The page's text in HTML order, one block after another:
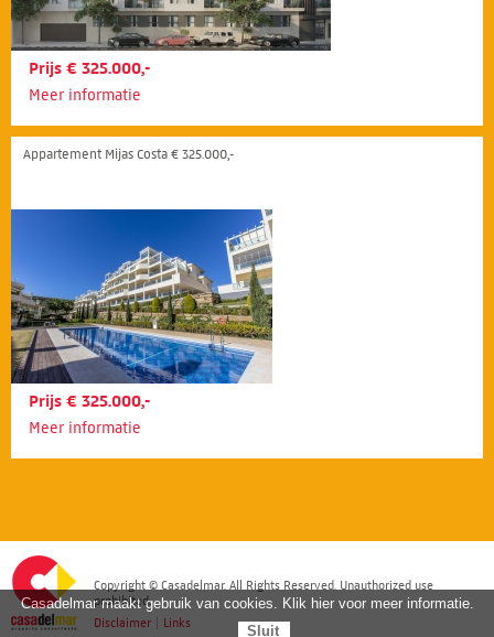
Prijs € 325.000,-
Meer informatie
Appartement Mijas Costa € 325.000,-
Prijs € 325.000,-
Meer informatie
Copyright © Casadelmar. All Rights Reserved. Unauthorized use
prohibited.
Disclaimer | Links
Casadelmar maakt gebruik van cookies. Klik hier voor meer informatie.
Sluit